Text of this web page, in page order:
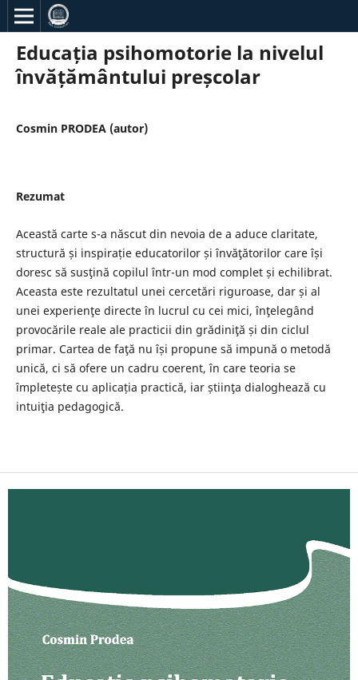
Educația psihomotorie la nivelul
învățământului preșcolar
Cosmin PRODEA (autor)
Rezumat
Această carte s-a născut din nevoia de a aduce claritate,
structură și inspirație educatorilor și învăţătorilor care își
doresc să susţină copilul într-un mod complet și echilibrat.
Aceasta este rezultatul unei cercetări riguroase, dar și al
unei experienţe directe în lucrul cu cei mici, înţelegând
provocările reale ale practicii din grădiniţă și din ciclul
primar. Cartea de faţă nu își propune să impună o metodă
unică, ci să ofere un cadru coerent, în care teoria se
împletește cu aplicația practică, iar știinţa dialoghează cu
intuiţia pedagogică.